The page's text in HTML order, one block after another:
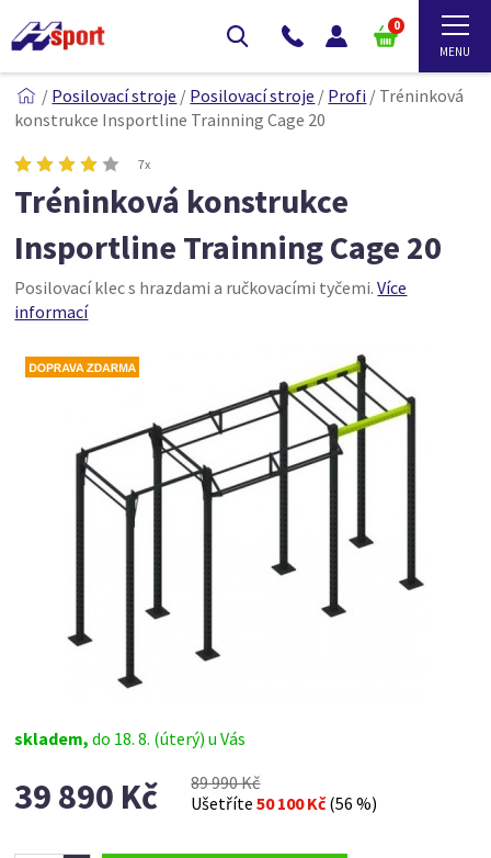
0
/ Posilovací stroje / Posilovací stroje / Profi / Tréninková
konstrukce Insportline Trainning Cage 20
7x
Tréninková konstrukce
Insportline Trainning Cage 20
Posilovací klec s hrazdami a ručkovacími tyčemi.Více
informací
skladem,do 18. 8. (úterý) u Vás
39 890 Kč
89 990 Kč
Ušetříte50 100 Kč(56 %)